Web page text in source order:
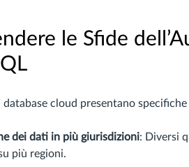
le Sfide
cloud presentano
dei dati in più giurisdizioni: Diversi
più regioni.